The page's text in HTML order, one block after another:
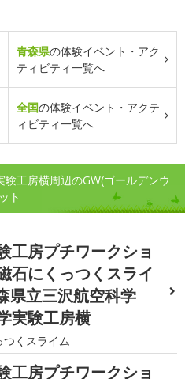
青森県の体験イベント・アク
ティビティ一覧へ
全国の体験イベント・アクテ
ィビティ一覧へ
工房横周辺のGW(ゴールデンウ
ト
工房プチワークショ
にくっつくスライ
県立三沢航空科学
実験工房横
つくスライム
工房プチワークショ